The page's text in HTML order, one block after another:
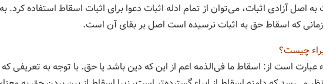
اصل آزادی اثبات، می‌توان از تمام ادله اثبات دعوا برای اثبات اسقاط استفاده کرد.
که اسقاط حق به اثبات نرسیده است اصل بر بقای آن است.
چیست؟
عبارت است از: اسقاط ما فی‌الذمه اعم از این که دین باشد یا حق. با توجه به تعریفی که